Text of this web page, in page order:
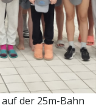
der 25m-Bahn